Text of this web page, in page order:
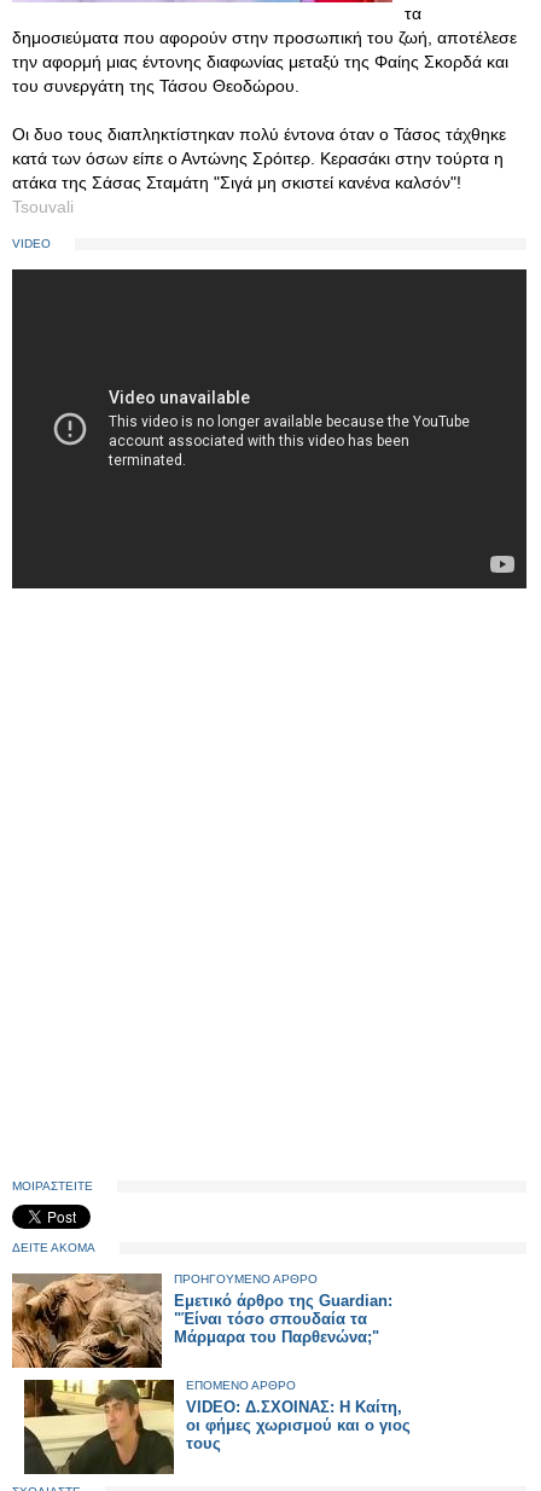
τα
δημοσιεύματα που αφορούν στην προσωπική του ζωή, αποτέλεσε
την αφορμή μιας έντονης διαφωνίας μεταξύ της Φαίης Σκορδά και
του συνεργάτη της Τάσου Θεοδώρου.
Οι δυο τους διαπληκτίστηκαν πολύ έντονα όταν ο Τάσος τάχθηκε
κατά των όσων είπε ο Αντώνης Σρόιτερ. Κερασάκι στην τούρτα η
ατάκα της Σάσας Σταμάτη "Σιγά μη σκιστεί κανένα καλσόν"!
Tsouvali
VIDEO
ΜΟΙΡΑΣΤΕΙΤΕ
ΔΕΙΤΕ ΑΚΟΜΑ
ΠΡΟΗΓΟΥΜΕΝΟ ΑΡΘΡΟ
Εμετικό άρθρο της Guardian:
"Έίναι τόσο σπουδαία τα
Μάρμαρα του Παρθενώνα;"
ΕΠΟΜΕΝΟ ΑΡΘΡΟ
VIDEO: Δ.ΣΧΟΙΝΑΣ: Η Καίτη,
οι φήμες χωρισμού και ο γιος
τους